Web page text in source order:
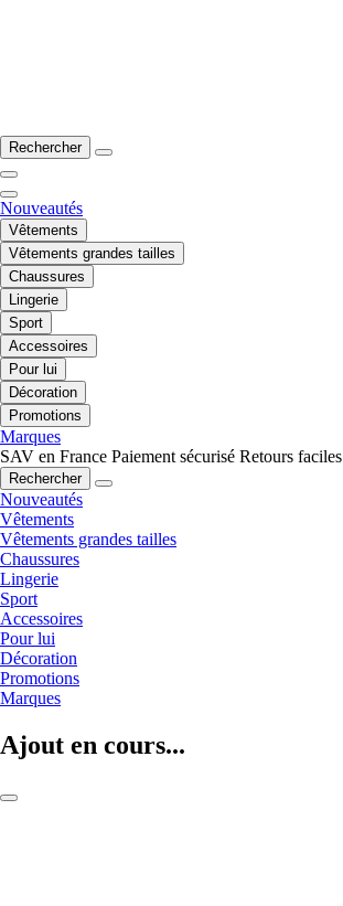
Rechercher
Nouveautés
Vêtements
Vêtements grandes tailles
Chaussures
Lingerie
Sport
Accessoires
Pour lui
Décoration
Promotions
Marques
SAV en France Paiement sécurisé Retours faciles
Rechercher
Nouveautés
Vêtements
Vêtements grandes tailles
Chaussures
Lingerie
Sport
Accessoires
Pour lui
Décoration
Promotions
Marques
Ajout en cours...